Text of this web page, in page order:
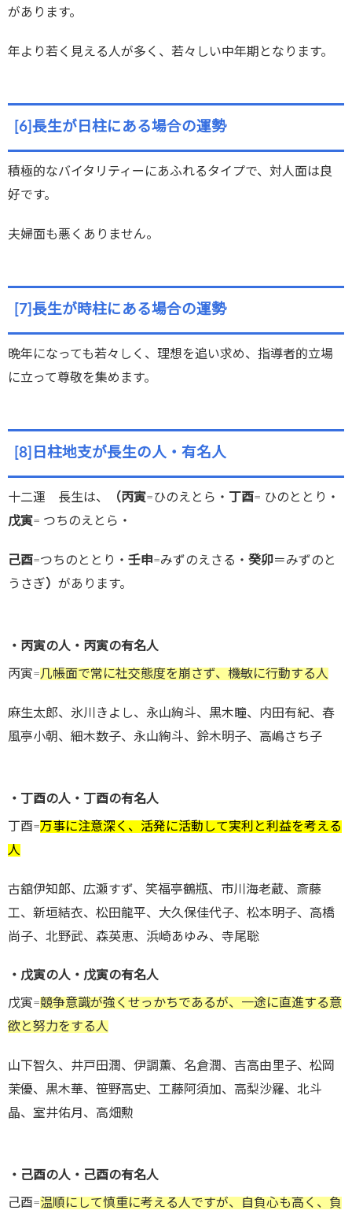
があります。
年より若く見える人が多く、若々しい中年期となります。
[6]長生が日柱にある場合の運勢
積極的なバイタリティーにあふれるタイプで、対人面は良
好です。
夫婦面も悪くありません。
[7]長生が時柱にある場合の運勢
晩年になっても若々しく、理想を追い求め、指導者的立場
に立って尊敬を集めます。
[8]日柱地支が長生の人・有名人
十二運 長生は、 （丙寅=ひのえとら・ 丁酉= ひのととり・
戊寅= つちのえとら・
己酉=つちのととり・ 壬申=みずのえさる・ 癸卯＝みずのと
うさぎ ） があります。
・丙寅の人・丙寅の有名人
丙寅=几帳面で常に社交態度を崩さず、機敏に行動する人
麻生太郎、氷川きよし、永山絢斗、黒木瞳、内田有紀、春
風亭小朝、細木数子、永山絢斗、鈴木明子、高嶋さち子
・丁酉の人・丁酉の有名人
丁酉=万事に注意深く、活発に活動して実利と利益を考える
人
古舘伊知郎、広瀬すず、笑福亭鶴瓶、市川海老蔵、斎藤
工、新垣結衣、松田龍平、大久保佳代子、松本明子、高橋
尚子、北野武、森英恵、浜崎あゆみ、寺尾聡
・戊寅の人・戊寅の有名人
戊寅=競争意識が強くせっかちであるが、一途に直進する意
欲と努力をする人
山下智久、井戸田潤、伊調薫、名倉潤、吉高由里子、松岡
茉優、黒木華、笹野高史、工藤阿須加、高梨沙羅、北斗
晶、室井佑月、高畑勲
・己酉の人・己酉の有名人
己酉=温順にして慎重に考える人ですが、自負心も高く、負